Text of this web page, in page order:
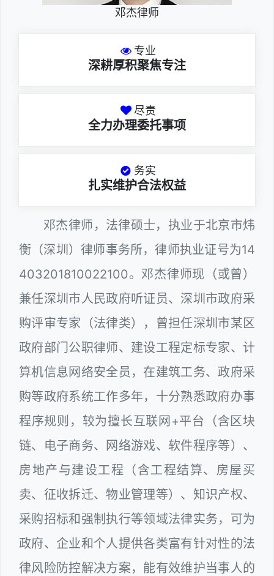
邓杰律师
专业
深耕厚积聚焦专注
尽责
全力办理委托事项
务实
扎实维护合法权益
邓杰律师，法律硕士，执业于北京市炜
衡（深圳）律师事务所，律师执业证号为14
403201810022100。邓杰律师现（或曾）
兼任深圳市人民政府听证员、深圳市政府采
购评审专家（法律类），曾担任深圳市某区
政府部门公职律师、建设工程定标专家、计
算机信息网络安全员，在建筑工务、政府采
购等政府系统工作多年，十分熟悉政府办事
程序规则，较为擅长互联网+平台（含区块
链、电子商务、网络游戏、软件程序等）、
房地产与建设工程（含工程结算、房屋买
卖、征收拆迁、物业管理等）、知识产权、
采购招标和强制执行等领域法律实务，可为
政府、企业和个人提供各类富有针对性的法
律风险防控解决方案，能有效维护当事人的